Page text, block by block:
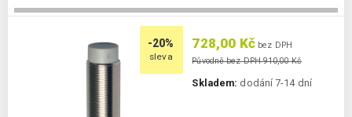
-20%
sleva
728,00 Kč bez DPH
Původně bez DPH 910,00 Kč
Skladem: dodání 7-14 dní